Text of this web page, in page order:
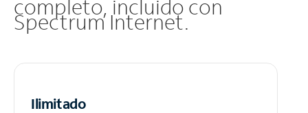
completo, incluido con
Spectrum Internet.
Ilimitado